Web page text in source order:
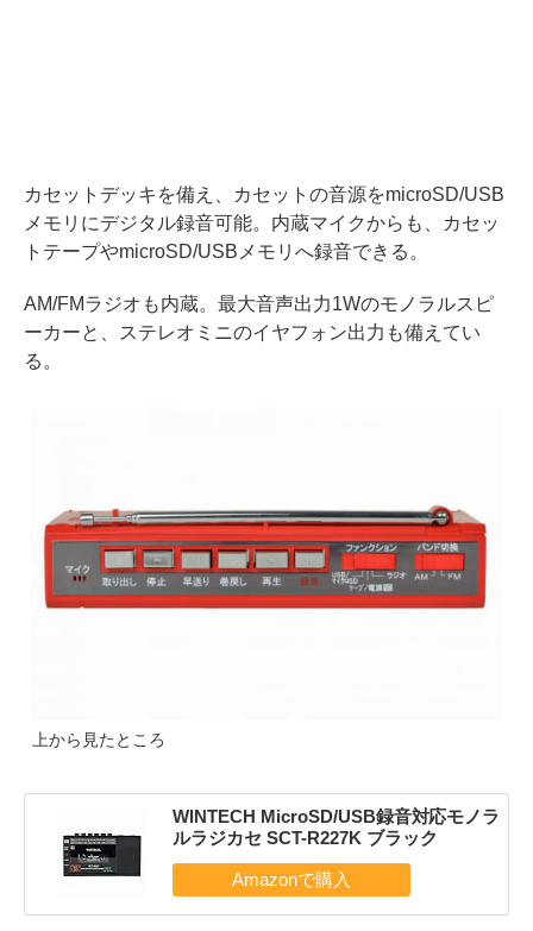
カセットデッキを備え、カセットの音源をmicroSD/USB
メモリにデジタル録音可能。内蔵マイクからも、カセッ
トテープやmicroSD/USBメモリへ録音できる。
AM/FMラジオも内蔵。最大音声出力1Wのモノラルスピ
ーカーと、ステレオミニのイヤフォン出力も備えてい
る。
上から見たところ
WINTECH MicroSD/USB録音対応モノラ
ルラジカセ SCT-R227K ブラック